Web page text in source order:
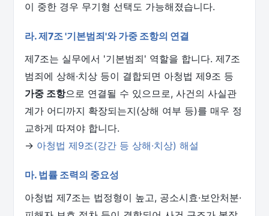
이 중한 경우 무기형 선택도 가능해졌습니다.
라. 제7조 '기본범죄'와 가중 조항의 연결
제7조는 실무에서 '기본범죄' 역할을 합니다. 제7조
범죄에 상해·치상 등이 결합되면 아청법 제9조 등
가중 조항으로 연결될 수 있으므로, 사건의 사실관
계가 어디까지 확장되는지(상해 여부 등)를 매우 정
교하게 따져야 합니다.
→ 아청법 제9조(강간 등 상해·치상) 해설
마. 법률 조력의 중요성
아청법 제7조는 법정형이 높고, 공소시효·보안처분·